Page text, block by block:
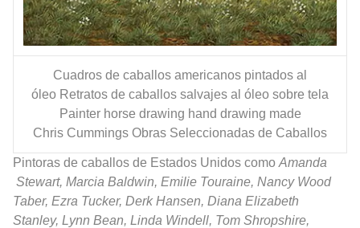
Cuadros de caballos americanos pintados al
óleo Retratos de caballos salvajes al óleo sobre tela
Painter horse drawing hand drawing made
Chris Cummings Obras Seleccionadas de Caballos
Pintoras de caballos de Estados Unidos como Amanda
Stewart, Marcia Baldwin, Emilie Touraine, Nancy Wood
Taber, Ezra Tucker, Derk Hansen, Diana Elizabeth
Stanley, Lynn Bean, Linda Windell, Tom Shropshire,